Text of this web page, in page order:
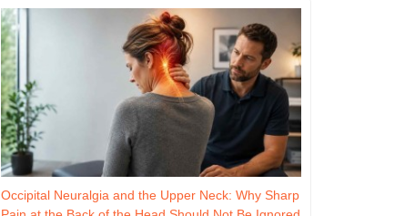
Occipital Neuralgia and the Upper Neck: Why Sharp